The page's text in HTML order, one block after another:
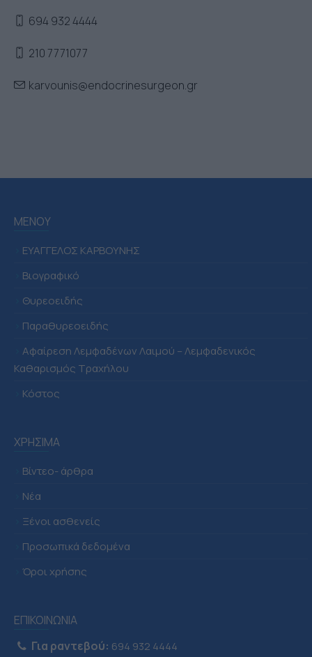
694 932 4444
210 7771077
karvounis@endocrinesurgeon.gr
ΜΕΝΟΥ
ΕΥΑΓΓΕΛΟΣ ΚΑΡΒΟΥΝΗΣ
Βιογραφικό
Θυρεοειδής
Παραθυρεοειδής
Αφαίρεση Λεμφαδένων Λαιμού – Λεμφαδενικός
Καθαρισμός Τραχήλου
Κόστος
ΧΡΗΣΙΜΑ
Βίντεο- άρθρα
Νέα
Ξένοι ασθενείς
Προσωπικά δεδομένα
Όροι χρήσης
ΕΠΙΚΟΙΝΩΝΙΑ
Για ραντεβού: 694 932 4444